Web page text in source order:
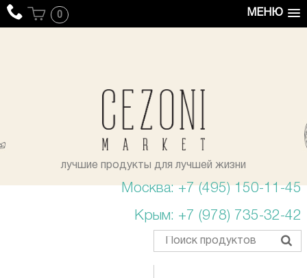
МЕНЮ
0
лучшие продукты для лучшей жизни
Москва: +7 (495) 150-11-45
Крым: +7 (978) 735-32-42